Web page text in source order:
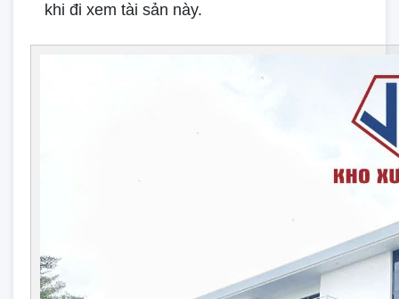
khi đi xem tài sản này.